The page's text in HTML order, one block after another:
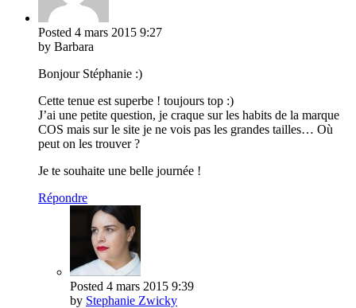
Posted 4 mars 2015 9:27
by Barbara
Bonjour Stéphanie :)
Cette tenue est superbe ! toujours top :)
J’ai une petite question, je craque sur les habits de la marque
COS mais sur le site je ne vois pas les grandes tailles… Où
peut on les trouver ?
Je te souhaite une belle journée !
Répondre
Posted 4 mars 2015 9:39
by Stephanie Zwicky